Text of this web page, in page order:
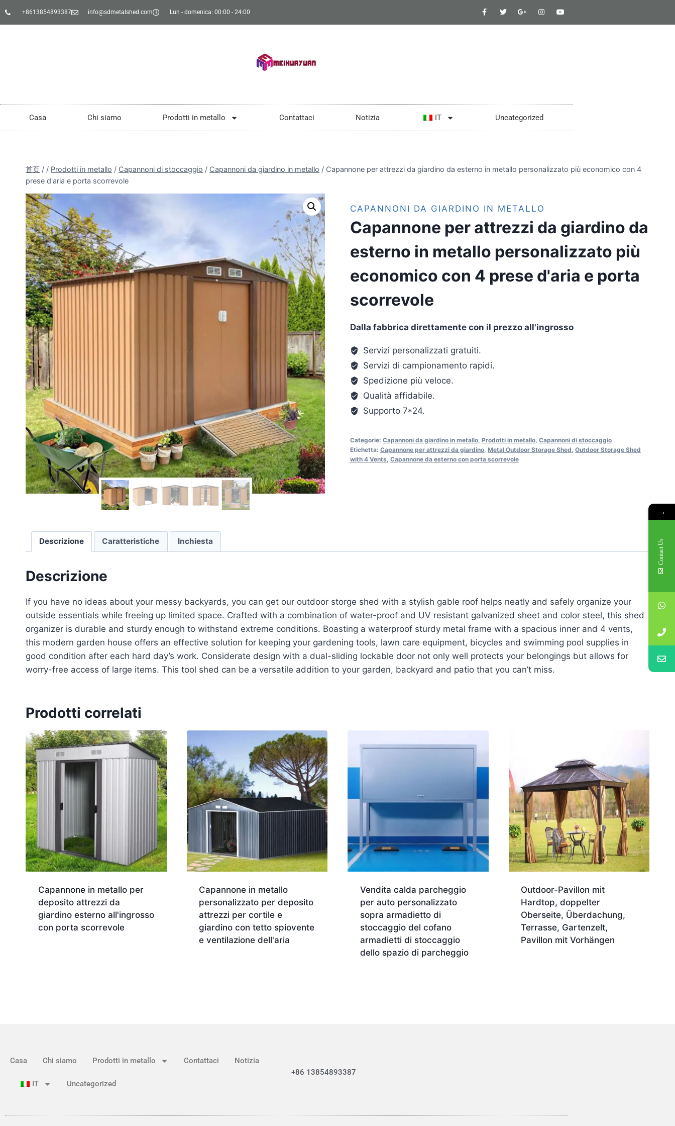
+8613854893387 info@sdmetalshed.com Lun - domenica: 00:00 - 24:00
Casa Chi siamo Prodotti in metallo Contattaci Notizia IT Uncategorized
首页 / / Prodotti in metallo / Capannoni di stoccaggio / Capannoni da giardino in metallo / Capannone per attrezzi da giardino da esterno in metallo personalizzato più economico con 4
prese d'aria e porta scorrevole
CAPANNONI DA GIARDINO IN METALLO
Capannone per attrezzi da giardino da
esterno in metallo personalizzato più
economico con 4 prese d'aria e porta
scorrevole
Dalla fabbrica direttamente con il prezzo all'ingrosso
Servizi personalizzati gratuiti.
Servizi di campionamento rapidi.
Spedizione più veloce.
Qualità affidabile.
Supporto 7*24.
Categorie: Capannoni da giardino in metallo, Prodotti in metallo, Capannoni di stoccaggio
Etichetta: Capannone per attrezzi da giardino, Metal Outdoor Storage Shed, Outdoor Storage Shed
with 4 Vents, Capannone da esterno con porta scorrevole
Descrizione Caratteristiche Inchiesta
Descrizione
If you have no ideas about your messy backyards, you can get our outdoor storge shed with a stylish gable roof helps neatly and safely organize your
outside essentials while freeing up limited space. Crafted with a combination of water-proof and UV resistant galvanized sheet and color steel, this shed
organizer is durable and sturdy enough to withstand extreme conditions. Boasting a waterproof sturdy metal frame with a spacious inner and 4 vents,
this modern garden house offers an effective solution for keeping your gardening tools, lawn care equipment, bicycles and swimming pool supplies in
good condition after each hard day’s work. Considerate design with a dual-sliding lockable door not only well protects your belongings but allows for
worry-free access of large items. This tool shed can be a versatile addition to your garden, backyard and patio that you can’t miss.
Prodotti correlati
Capannone in metallo per
deposito attrezzi da
giardino esterno all'ingrosso
con porta scorrevole
Capannone in metallo
personalizzato per deposito
attrezzi per cortile e
giardino con tetto spiovente
e ventilazione dell'aria
Vendita calda parcheggio
per auto personalizzato
sopra armadietto di
stoccaggio del cofano
armadietti di stoccaggio
dello spazio di parcheggio
Outdoor-Pavillon mit
Hardtop, doppelter
Oberseite, Überdachung,
Terrasse, Gartenzelt,
Pavillon mit Vorhängen
Casa Chi siamo Prodotti in metallo Contattaci Notizia
IT Uncategorized
+86 13854893387
→
Contact Us